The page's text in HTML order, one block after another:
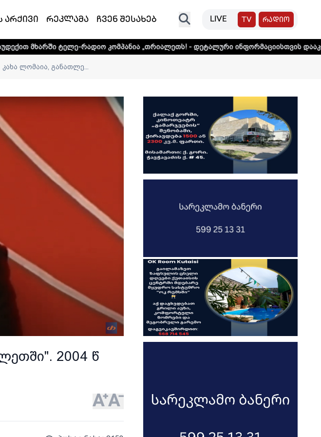
რეკლამა ჩვენ შესახებ LIVE TV რადიო
რადიო კომპანია „თრიალეთს! - დეტალური ინფორმაციისთვის დააკლიკეთ ლინკს
კახა ლომაია, განათლე...
2004 წ